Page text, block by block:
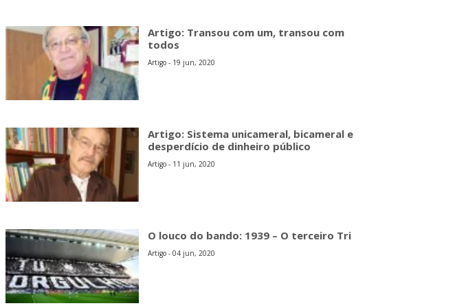
Artigo: Transou com um, transou com
todos
Artigo - 19 jun, 2020
Artigo: Sistema unicameral, bicameral e
desperdício de dinheiro público
Artigo - 11 jun, 2020
O louco do bando: 1939 – O terceiro Tri
Artigo - 04 jun, 2020